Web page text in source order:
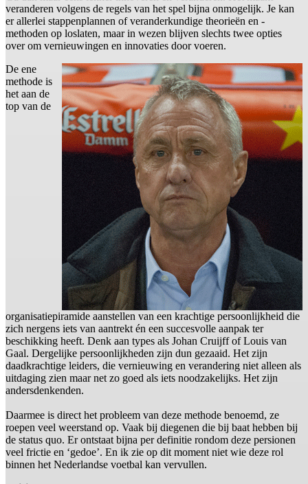
veranderen volgens de regels van het spel bijna onmogelijk. Je kan
er allerlei stappenplannen of veranderkundige theorieën en -
methoden op loslaten, maar in wezen blijven slechts twee opties
over om vernieuwingen en innovaties door voeren.
De ene
methode is
het aan de
top van de
organisatiepiramide aanstellen van een krachtige persoonlijkheid die
zich nergens iets van aantrekt én een succesvolle aanpak ter
beschikking heeft. Denk aan types als Johan Cruijff of Louis van
Gaal. Dergelijke persoonlijkheden zijn dun gezaaid. Het zijn
daadkrachtige leiders, die vernieuwing en verandering niet alleen als
uitdaging zien maar net zo goed als iets noodzakelijks. Het zijn
andersdenkenden.
Daarmee is direct het probleem van deze methode benoemd, ze
roepen veel weerstand op. Vaak bij diegenen die bij baat hebben bij
de status quo. Er ontstaat bijna per definitie rondom deze persionen
veel frictie en ‘gedoe’. En ik zie op dit moment niet wie deze rol
binnen het Nederlandse voetbal kan vervullen.